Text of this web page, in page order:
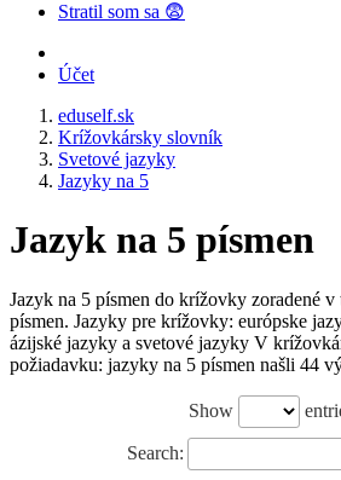
Stratil som sa 😨
Účet
eduself.sk
Krížovkársky slovník
Svetové jazyky
Jazyky na 5
Jazyk na 5 písmen
Jazyk na 5 písmen do krížovky zoradené
písmen. Jazyky pre krížovky: európske
ázijské jazyky a svetové jazyky V
požiadavku: jazyky na 5 písmen našli 44
Show
Search: